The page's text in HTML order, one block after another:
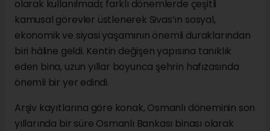
olarak kullanılmadı; farklı dönemlerde çeşitli
kamusal görevler üstlenerek Sivas’ın sosyal,
ekonomik ve siyasi yaşamının önemli duraklarından
biri hâline geldi. Kentin değişen yapısına tanıklık
eden bina, uzun yıllar boyunca şehrin hafızasında
önemli bir yer edindi.
Arşiv kayıtlarına göre konak, Osmanlı döneminin son
yıllarında bir süre Osmanlı Bankası binası olarak